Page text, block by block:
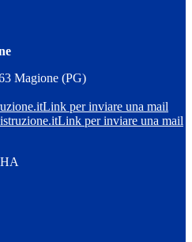
Magione (PG)
Link per inviare una mail
Link per inviare una mail